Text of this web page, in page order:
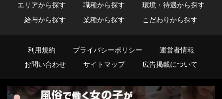
エリアから探す 職種から探す
環境・待遇から探す
給与から探す
業種から探す こだわりから探す
利用規約 プライバシーポリシー
運営者情報
お問い合わせ
サイトマップ 広告掲載について